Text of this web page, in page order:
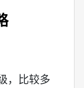
，比较多